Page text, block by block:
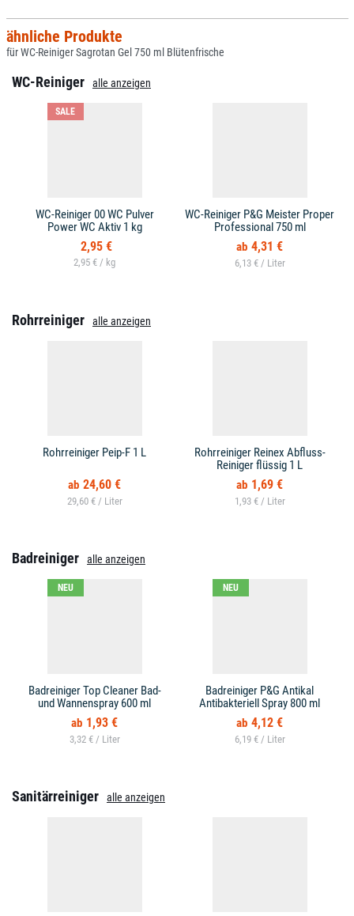
ähnliche Produkte
für WC-Reiniger Sagrotan Gel 750 ml Blütenfrische
WC-Reiniger alle anzeigen
SALE
WC-Reiniger 00 WC Pulver
Power WC Aktiv 1 kg
2,95 €
2,95 € /
WC-Reiniger P&G Meister Proper
Professional 750 ml
4,31 €
6,13 € /
Rohrreiniger alle anzeigen
Rohrreiniger Peip-F 1 L
24,60 €
29,60 € /
Rohrreiniger Reinex Abfluss-
Reiniger flüssig 1 L
1,69 €
1,93 € /
Badreiniger alle anzeigen
NEU
Badreiniger Top Cleaner Bad-
und Wannenspray 600 ml
1,93 €
3,32 € /
NEU
Badreiniger P&G Antikal
Antibakteriell Spray 800 ml
4,12 €
6,19 € /
Sanitärreiniger alle anzeigen